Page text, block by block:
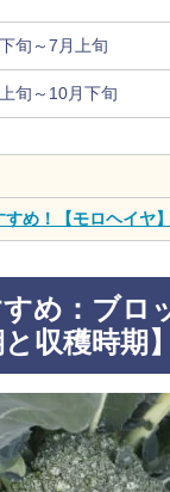
旬～7月上旬
旬～10月下旬
め！【モロヘイヤ
すめ：ブロ
収穫時期】